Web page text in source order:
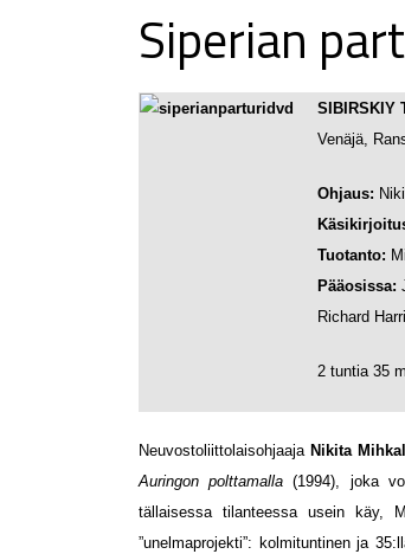
Siperian
SIBIRSKIY
Venäjä,
Ohjaus:
Tuotanto:
Pääosissa:
Richard
2 tuntia 35
Neuvostoliittolaisohjaaja Nikita
Auringon polttamalla (1994), joka
tällaisessa tilanteessa usein käy,
”unelmaprojekti”: kolmituntinen ja